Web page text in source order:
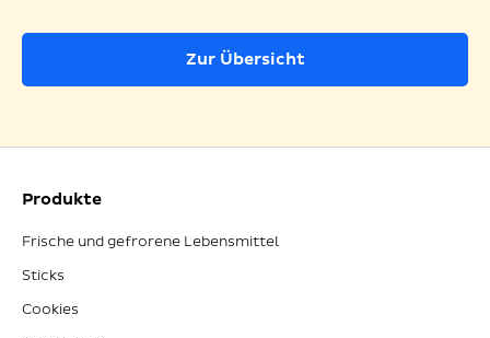
Zur Übersicht
Produkte
Frische und gefrorene Lebensmittel
Sticks
Cookies